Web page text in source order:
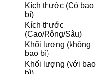
Kích thước (Có bao
bì)
Kích thước
(Cao/Rộng/Sâu)
Khối lượng (không
bao bì)
Khối lượng (với bao